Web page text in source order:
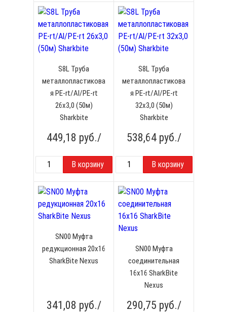
S8L Труба
металлопластикова
я PE-rt/Al/PE-rt
26x3,0 (50м)
Sharkbite
449,18 руб./
S8L Труба
металлопластикова
я PE-rt/Al/PE-rt
32x3,0 (50м)
Sharkbite
538,64 руб./
SN00 Муфта
редукционная 20х16
SharkBite Nexus
341,08 руб./
SN00 Муфта
соединительная
16х16 SharkBite
Nexus
290,75 руб./